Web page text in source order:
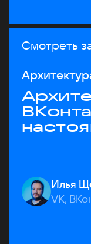
Смотреть
Илья
VK,